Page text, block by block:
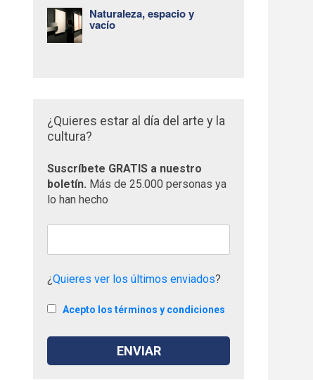
Naturaleza, espacio y
vacío
¿Quieres estar al día del arte y la
cultura?
Suscríbete GRATIS a nuestro
boletín. Más de 25.000 personas ya
lo han hecho
¿Quieres ver los últimos enviados?
Acepto los términos y condiciones